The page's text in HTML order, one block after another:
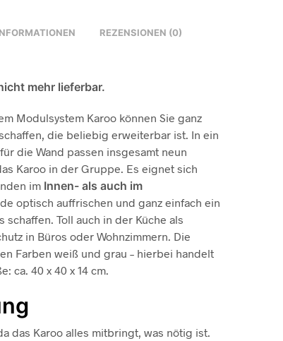
REZENSIONEN (0)
mehr lieferbar.
Modulsystem Karoo können Sie ganz
die beliebig erweiterbar ist. In ein
die Wand passen insgesamt neun
Karoo in der Gruppe. Es eignet sich
im Innen- als auch im
optisch auffrischen und ganz einfach ein
Toll auch in der Küche als
in Büros oder Wohnzimmern. Die
Farben weiß und grau – hierbei handelt
ca. 40 x 40 x 14 cm.
das Karoo alles mitbringt, was nötig ist.